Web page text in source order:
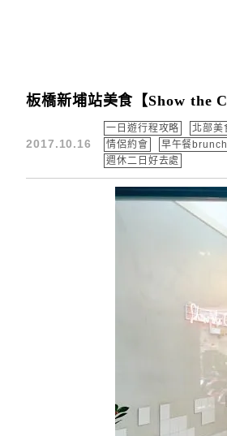
板橋新埔站美食【Show the
2017.10.16
一日遊行程攻略 北部美
情侶約會
早午餐brunch
週休二日好去處